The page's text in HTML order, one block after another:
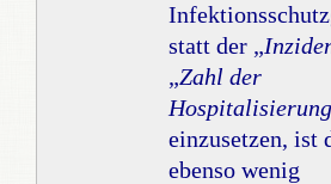
statt der „
„Zahl der
einzusetzen, ist
ebenso wenig